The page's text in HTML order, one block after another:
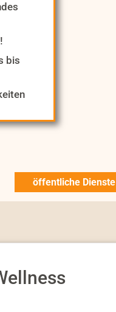
bis
öffentliche